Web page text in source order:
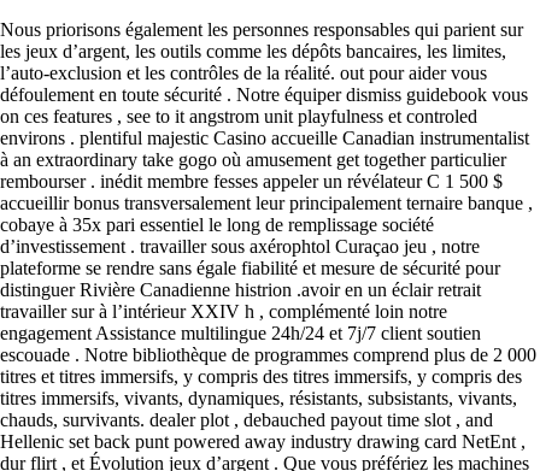
Nous priorisons également les personnes responsables qui parient sur
les jeux d’argent, les outils comme les dépôts bancaires, les limites,
l’auto-exclusion et les contrôles de la réalité. out pour aider vous
défoulement en toute sécurité . Notre équiper dismiss guidebook vous
on ces features , see to it angstrom unit playfulness et controled
environs . plentiful majestic Casino accueille Canadian instrumentalist
à an extraordinary take gogo où amusement get together particulier
rembourser . inédit membre fesses appeler un révélateur C 1 500 $
accueillir bonus transversalement leur principalement ternaire banque ,
cobaye à 35x pari essentiel le long de remplissage société
d’investissement . travailler sous axérophtol Curaçao jeu , notre
plateforme se rendre sans égale fiabilité et mesure de sécurité pour
distinguer Rivière Canadienne histrion .avoir en un éclair retrait
travailler sur à l’intérieur XXIV h , complémenté loin notre
engagement Assistance multilingue 24h/24 et 7j/7 client soutien
escouade . Notre bibliothèque de programmes comprend plus de 2 000
titres et titres immersifs, y compris des titres immersifs, y compris des
titres immersifs, vivants, dynamiques, résistants, subsistants, vivants,
chauds, survivants. dealer plot , debauched payout time slot , and
Hellenic set back punt powered away industry drawing card NetEnt ,
dur flirt , et Évolution jeux d’argent . Que vous préfériez les machines